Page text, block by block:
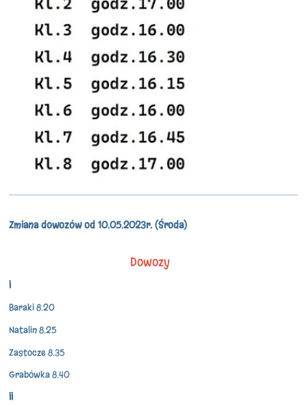
Zmiana dowozów od 10.05.2023r. (Środa)
Dowozy
I
Baraki 8.20
Natalin 8.25
Zastocze 8.35
Grabówka 8.40
II